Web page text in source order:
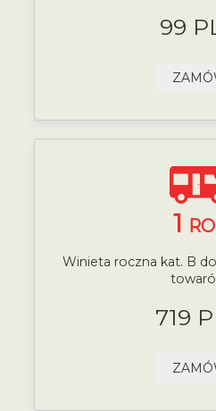
99
1
Winieta roczna kat. B
719